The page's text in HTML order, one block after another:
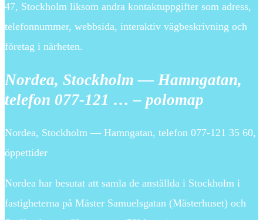
47, Stockholm liksom andra kontaktuppgifter som adress,
telefonnummer, webbsida, interaktiv vägbeskrivning och
företag i närheten.
Nordea, Stockholm — Hamngatan,
telefon 077-121 … – polomap
Nordea, Stockholm — Hamngatan, telefon 077-121 35 60,
öppettider
Nordea har besutat att samla de anställda i Stockholm i
fastigheterna på Mäster Samuelsgatan (Mästerhuset) och